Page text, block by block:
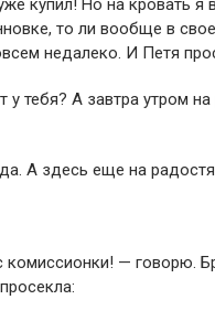
купил! Но на кровать
то ли вообще в
недалеко. И Петя
тебя? А завтра утром
А здесь еще на
— говорю.